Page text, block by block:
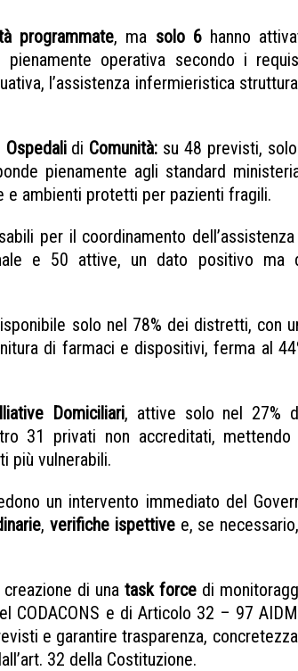
programmate, ma solo 6hanno
operativa secondo i
l’assistenza infermieristica
Ospedalidi Comunità: su 48 previsti,
pienamente agli standard
e ambienti protetti per pazienti fragili.
per il coordinamento
e 50 attive, un dato positivo ma
solo nel 78% dei distretti, con
di farmaci e dispositivi, ferma al
Domiciliari, attive solo nel 27%
31 privati non accreditati, mettendo
più vulnerabili.
un intervento immediato del
, verifiche ispettivee, se
creazione di unatask force di
CODACONS e di Articolo 32 – 97
e garantire trasparenza,
32 della Costituzione.